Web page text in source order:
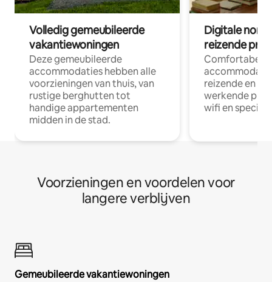
Volledig gemeubileerde
vakantiewoningen
Deze gemeubileerde
accommodaties hebben alle
voorzieningen van thuis, van
rustige berghutten tot
handige appartementen
midden in de stad.
Digitale
reizende
Comfortabele
reizende en
werkende
wifi en
Voorzieningen en voordelen voor
langere verblijven
Gemeubileerde vakantiewoningen